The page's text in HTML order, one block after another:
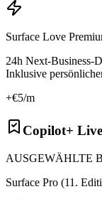
Surface Love
24h Next-Business-
Inklusive
+€5/m
Copilot+
AUSGEWÄHLTE
Surface Pro (11.